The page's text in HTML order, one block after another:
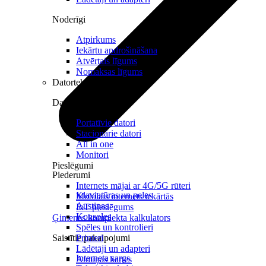
Pieslēgumi
Internets mājai ar 4G/5G rūteri
Mobilais internets iekārtās
IoT pieslēgums
Ģimenes komplekta kalkulators
Saistītie pakalpojumi
Interneta sargs
Noderīgi
Atpirkums
Iekārtu apdrošināšana
Atvērtais līgums
Nomaksas līgums
Datortehnika
Datori un Monitori
Portatīvie datori
Stacionārie datori
All in one
Monitori
Piederumi
Klaviatūras un peles
Austiņas
Konsoles
Spēles un kontrolieri
Printeri
Lādētāji un adapteri
Atmiņas kartes